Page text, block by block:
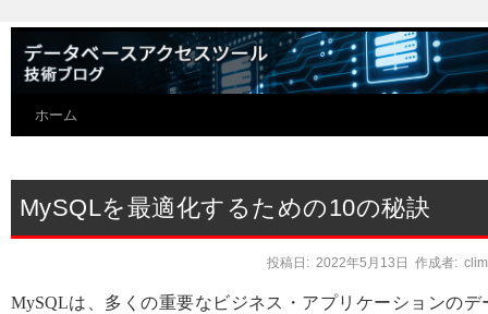
ホーム
MySQLを最適化するための10の秘訣
投稿日: 2022年5月13日 作成者:
MySQLは、多くの重要なビジネス・アプリケーションのデ